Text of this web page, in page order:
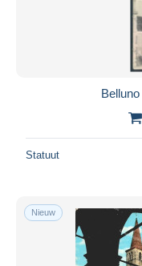
Statuut
Nieuw